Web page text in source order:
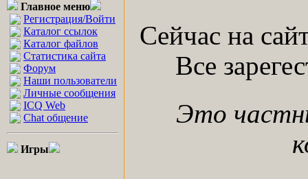
Главное меню
Регистрация/Войти
Каталог ссылок
Каталог файлов
Статистика сайта
Форум
Наши пользователи
Личные сообщения
ICQ Web
Chat общение
Игры
Сейчас на
Все
Это